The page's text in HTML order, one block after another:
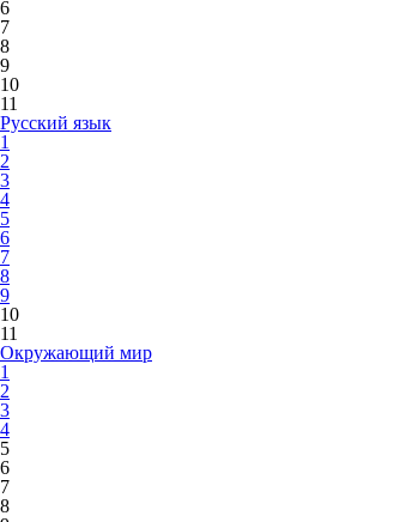
6
7
8
9
10
11
Русский язык
1
2
3
4
5
6
7
8
9
10
11
Окружающий мир
1
2
3
4
5
6
7
8